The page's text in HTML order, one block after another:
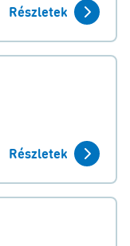
Részletek
Részletek